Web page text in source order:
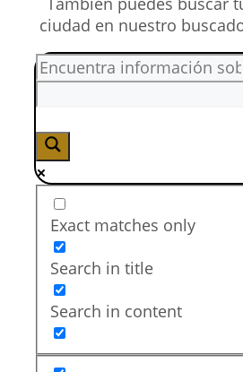
Si deseas trabajar en el
sector de Química , es
importante contar con la
formación adecuada y
prácticas en laboratorios y
empresas del sector para
mejorar tus habilidades y
ampliar tu red de contactos.
Además, es fundamental
mantenerse actualizado
sobre las nuevas tecnologías
y normativas del área.
¿Qué FP Presencial
deberías realizar?